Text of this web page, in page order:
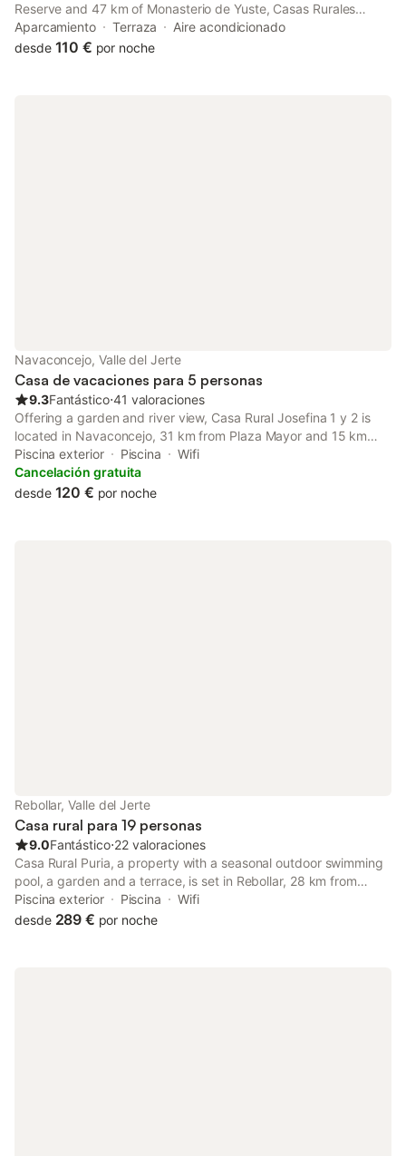
Reserve and 47 km of Monasterio de Yuste, Casas Rurales
Carrizosa provides rooms with air conditioning and a private
bathroom in Navaconcejo.
Aparcamiento Terraza
Aire acondicionado
desde 110 € por noche
Navaconcejo, Valle del Jerte
Casa de vacaciones para 5 personas
9.3Fantástico⋅41 valoraciones
Offering a garden and river view, Casa Rural Josefina 1 y 2 is
located in Navaconcejo, 31 km from Plaza Mayor and 15 km
from Garganta de los Infiernos Natural Reserve. With pool views,
this accommodation offers a patio and a swimming pool.
Piscina exterior Piscina
Wifi
Cancelación gratuita
desde 120 € por noche
Rebollar, Valle del Jerte
Casa rural para 19 personas
9.0Fantástico⋅22 valoraciones
Casa Rural Puria, a property with a seasonal outdoor swimming
pool, a garden and a terrace, is set in Rebollar, 28 km from
Plaza Mayor, 25 km from Garganta de los Infiernos Natural
Reserve, as well as 43 km from Monasterio de Yuste.
Piscina exterior Piscina
Wifi
desde 289 € por noche